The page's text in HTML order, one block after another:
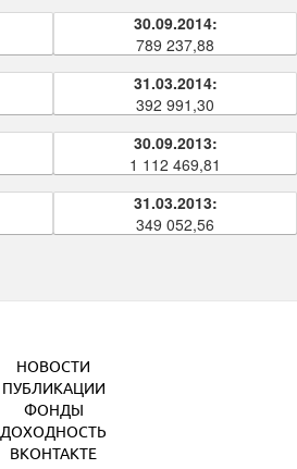
30.09.2014:
789 237,88
31.03.2014:
392 991,30
30.09.2013:
1 112 469,81
31.03.2013:
349 052,56
НОВОСТИ
ПУБЛИКАЦИИ
ФОНДЫ
ДОХОДНОСТЬ
ВКОНТАКТЕ